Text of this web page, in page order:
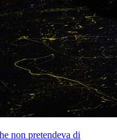
non pretendeva di